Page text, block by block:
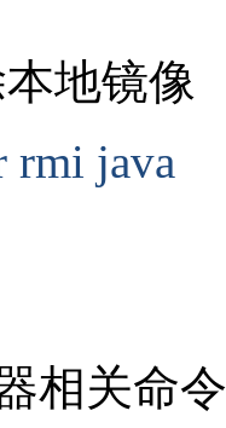
地镜像
rmi java
相关命令